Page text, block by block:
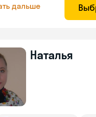
дальше
Наталья